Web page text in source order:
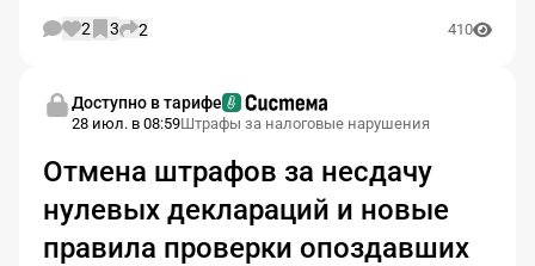
2 3 2 410
Доступно в тарифе
28 июл. в 08:59Штрафы за налоговые нарушения
Отмена штрафов за несдачу
нулевых деклараций и новые
правила проверки опоздавших